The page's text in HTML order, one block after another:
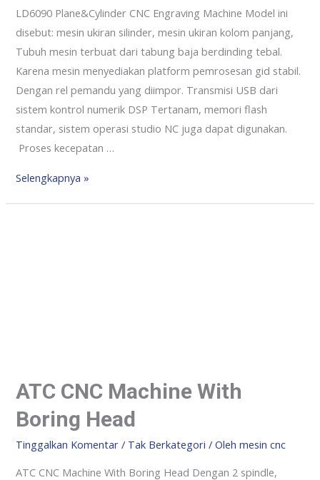
LD6090 Plane&Cylinder CNC Engraving Machine Model ini
disebut: mesin ukiran silinder, mesin ukiran kolom panjang,
Tubuh mesin terbuat dari tabung baja berdinding tebal.
Karena mesin menyediakan platform pemrosesan gid stabil.
Dengan rel pemandu yang diimpor. Transmisi USB dari
sistem kontrol numerik DSP Tertanam, memori flash
standar, sistem operasi studio NC juga dapat digunakan.
Proses kecepatan …
Selengkapnya »
ATC CNC Machine With
Boring Head
Tinggalkan Komentar / Tak Berkategori / Olehmesin cnc
ATC CNC Machine With Boring Head Dengan 2 spindle,